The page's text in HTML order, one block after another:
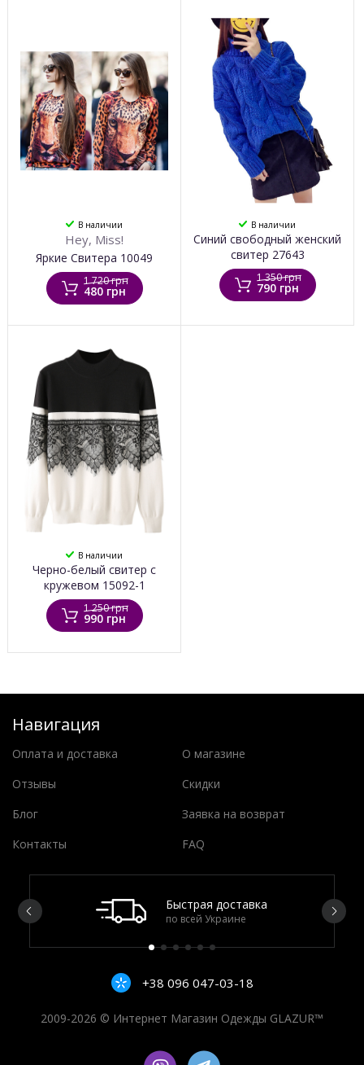
В наличии
Hey, Miss!
Яркие Свитера 10049
1 720 грн
480 грн
В наличии
Синий свободный женский
свитер 27643
1 350 грн
790 грн
В наличии
Черно-белый свитер с
кружевом 15092-1
1 250 грн
990 грн
Навигация
Оплата и доставка
О магазине
Отзывы
Скидки
Блог
Заявка на возврат
Контакты
FAQ
Быстрая доставка
по всей Украине
+38 096 047-03-18
2009-2026 © Интернет Магазин Одежды GLAZUR™